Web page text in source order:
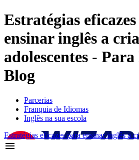
Estratégias
ensinar inglês a
adolescentes - Para
Blog
Parcerias
Franquia de Idiomas
Inglês na sua escola
Estratégias eficazes para ensinar inglês a
menu